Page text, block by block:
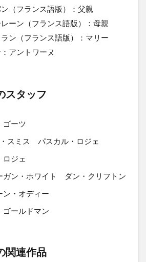
（フランス語版）：父親
ーン（フランス語版）：母親
ン（フランス語版）：マリー
アントワーヌ
スタッフ
ゴーツ
スミス パスカル・ロジェ
ロジェ
ガン・ホワイト ダン・クリフトン
ン・オディー
ゴールドマン
関連作品